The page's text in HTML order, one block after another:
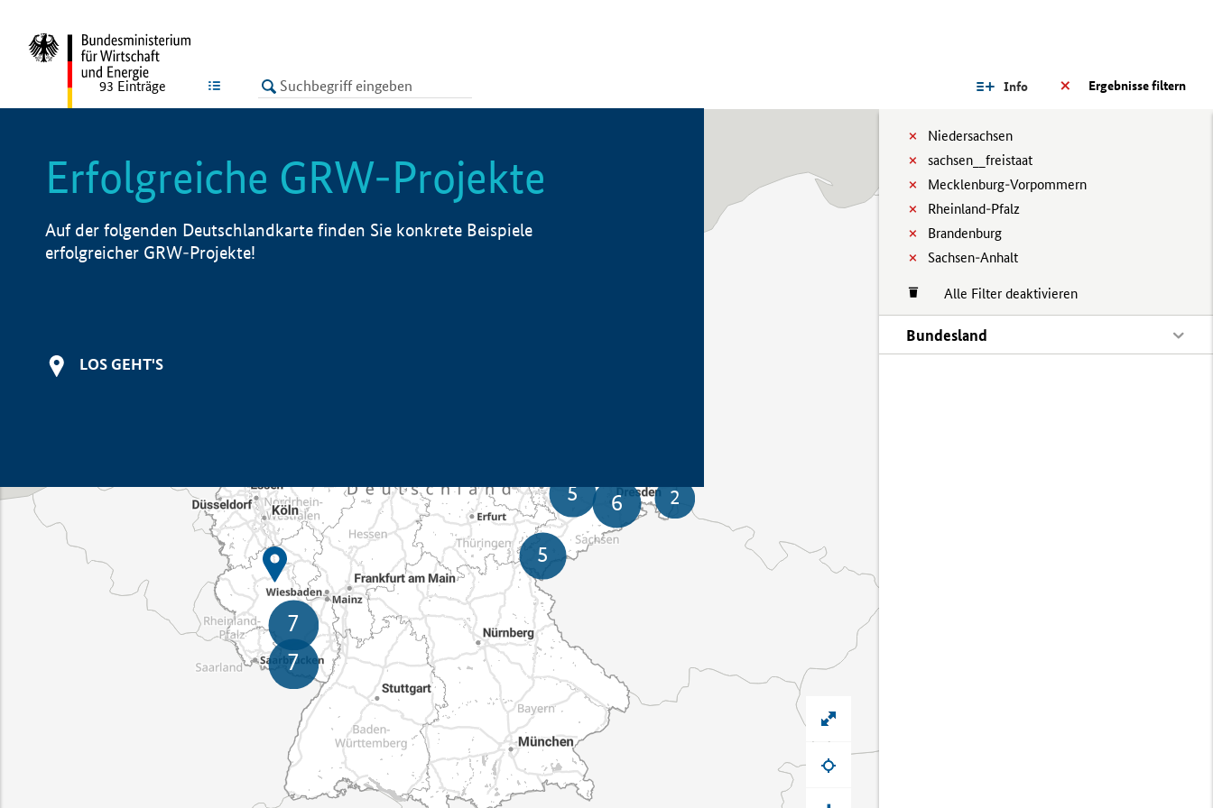
LISTE Ergebnisse filtern
Info
Niedersachsen
sachsen__freistaat
Mecklenburg-Vorpommern
Rheinland-Pfalz
Brandenburg
Sachsen-Anhalt
Alle Filter deaktivieren
Bundesland
93 Einträge
Erfolgreiche GRW-Projekte
Auf der folgenden Deutschlandkarte finden Sie konkrete Beispiele
erfolgreicher GRW-Projekte!
LOS GEHT'S